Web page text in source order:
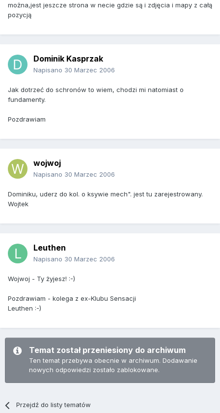
można,jest jeszcze strona w necie gdzie są i zdjęcia i mapy z całą
pozycją
Dominik Kasprzak
Napisano 30 Marzec 2006
Jak dotrzeć do schronów to wiem, chodzi mi natomiast o
fundamenty.
Pozdrawiam
wojwoj
Napisano 30 Marzec 2006
Dominiku, uderz do kol. o ksywie mech". jest tu zarejestrowany.
Wojtek
Leuthen
Napisano 30 Marzec 2006
Wojwoj - Ty żyjesz! :-)
Pozdrawiam - kolega z ex-Klubu Sensacji
Leuthen :-)
Temat został przeniesiony do archiwum
Ten temat przebywa obecnie w archiwum. Dodawanie
nowych odpowiedzi zostało zablokowane.
Przejdź do listy tematów